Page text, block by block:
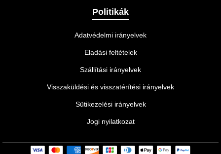
Politikák
Adatvédelmi irányelvek
Eladási feltételek
Szállítási irányelvek
Visszaküldési és visszatérítési irányelvek
Sütikezelési irányelvek
Jogi nyilatkozat